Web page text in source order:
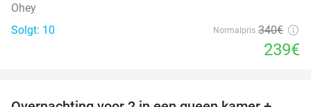
Ohey
Solgt: 10
Normalpris 340€
239€